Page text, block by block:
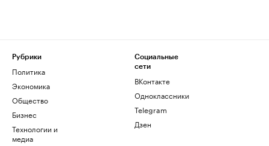
Рубрики
Политика
Экономика
Общество
Бизнес
Технологии и
медиа
Социальные
сети
ВКонтакте
Одноклассники
Telegram
Дзен